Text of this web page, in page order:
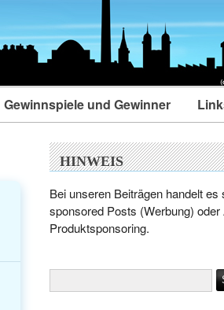
Gewinnspiele und Gewinner
HINWEIS
Bei unseren Beiträgen handelt
sponsored Posts (Werbung)
Produktsponsoring.